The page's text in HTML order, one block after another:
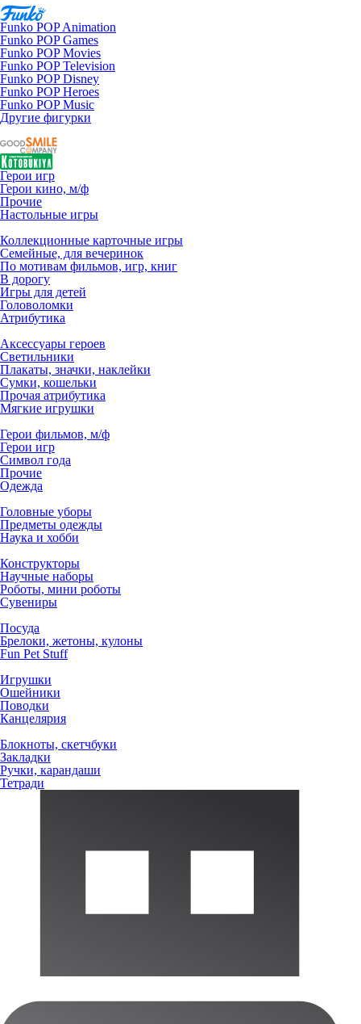
Funko POP Animation
Funko POP Games
Funko POP Movies
Funko POP Television
Funko POP Disney
Funko POP Heroes
Funko POP Music
Другие фигурки
Герои игр
Герои кино, м/ф
Прочие
Настольные игры
Коллекционные карточные игры
Семейные, для вечеринок
По мотивам фильмов, игр, книг
В дорогу
Игры для детей
Головоломки
Атрибутика
Аксессуары героев
Светильники
Плакаты, значки, наклейки
Сумки, кошельки
Прочая атрибутика
Мягкие игрушки
Герои фильмов, м/ф
Герои игр
Символ года
Прочие
Одежда
Головные уборы
Предметы одежды
Наука и хобби
Конструкторы
Научные наборы
Роботы, мини роботы
Сувениры
Посуда
Брелоки, жетоны, кулоны
Fun Pet Stuff
Игрушки
Ошейники
Поводки
Канцелярия
Блокноты, скетчбуки
Закладки
Ручки, карандаши
Тетради